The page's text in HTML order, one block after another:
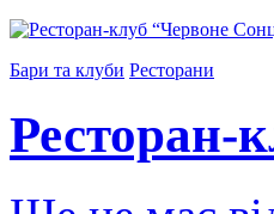
Бари та клуби Ресторани
Ресторан-